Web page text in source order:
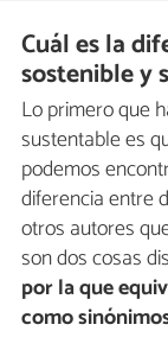
Cuál es la
sostenible y
Lo primero que
sustentable es
podemos
diferencia entre
otros autores
son dos cosas
por la que
como